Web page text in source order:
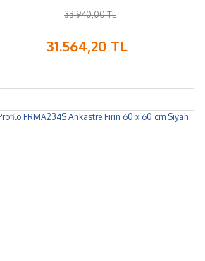
33.940,00 TL
31.564,20 TL